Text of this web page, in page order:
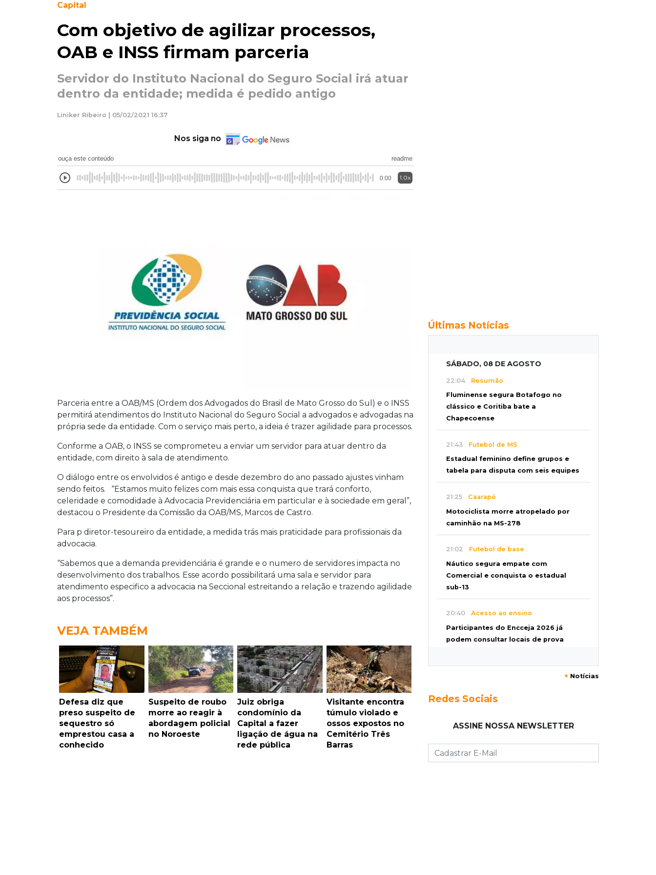
Capital
Com objetivo de agilizar processos,
OAB e INSS firmam parceria
Servidor do Instituto Nacional do Seguro Social irá atuar
dentro da entidade; medida é pedido antigo
Liniker Ribeiro | 05/02/2021 16:37
Nos siga no
ouça este conteúdo readme
0:00 1.0x
Parceria entre a OAB/MS (Ordem dos Advogados do Brasil de Mato Grosso do Sul) e o INSS
permitirá atendimentos do Instituto Nacional do Seguro Social a advogados e advogadas na
própria sede da entidade. Com o serviço mais perto, a ideia é trazer agilidade para processos.
Conforme a OAB, o INSS se comprometeu a enviar um servidor para atuar dentro da
entidade, com direito à sala de atendimento.
O diálogo entre os envolvidos é antigo e desde dezembro do ano passado ajustes vinham
sendo feitos. “Estamos muito felizes com mais essa conquista que trará conforto,
celeridade e comodidade à Advocacia Previdenciária em particular e à sociedade em geral”,
destacou o Presidente da Comissão da OAB/MS, Marcos de Castro.
Para p diretor-tesoureiro da entidade, a medida trás mais praticidade para profissionais da
advocacia.
“Sabemos que a demanda previdenciária é grande e o numero de servidores impacta no
desenvolvimento dos trabalhos. Esse acordo possibilitará uma sala e servidor para
atendimento especifico a advocacia na Seccional estreitando a relação e trazendo agilidade
aos processos”.
VEJA TAMBÉM
Defesa diz que
preso suspeito de
sequestro só
emprestou casa a
conhecido
Suspeito de roubo
morre ao reagir à
abordagem policial
no Noroeste
Juiz obriga
condomínio da
Capital a fazer
ligação de água na
rede pública
Visitante encontra
túmulo violado e
ossos expostos no
Cemitério Três
Barras
Últimas Notícias
SÁBADO, 08 DE AGOSTO
22:04 Resumão
Fluminense segura Botafogo no
clássico e Coritiba bate a
Chapecoense
21:43 Futebol de MS
Estadual feminino define grupos e
tabela para disputa com seis equipes
21:25 Caarapó
Motociclista morre atropelado por
caminhão na MS-278
21:02 Futebol de base
Náutico segura empate com
Comercial e conquista o estadual
sub-13
20:40 Acesso ao ensino
Participantes do Encceja 2026 já
podem consultar locais de prova
20:29Pedro Gomes
jogo que vale acesso inédito à Série
A2
+ Notícias
Redes Sociais
ASSINE NOSSA NEWSLETTER